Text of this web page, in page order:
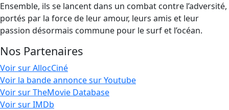
Ensemble, ils se lancent dans un combat contre l’adversité,
portés par la force de leur amour, leurs amis et leur
passion désormais commune pour le surf et l’océan.
Nos Partenaires
Voir sur AllocCiné
Voir la bande annonce sur Youtube
Voir sur TheMovie Database
Voir sur IMDb